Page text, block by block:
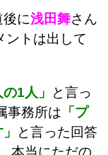
に浅田舞さん
ントは出して
の1人」
と言っ
事務所は 「プ
と言った回答
本当にただの